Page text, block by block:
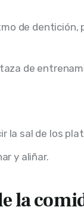
de
de
la sal de los
y aliñar.
la